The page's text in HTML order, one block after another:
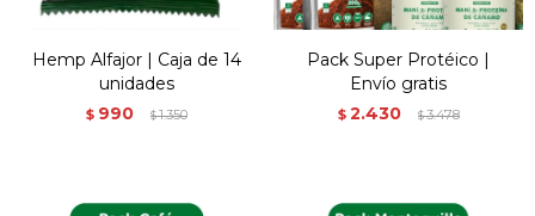
Hemp Alfajor | Caja de 14
unidades
$ 990 $1.350
Pack Super Protéico |
Envío gratis
$ 2.430 $3.478